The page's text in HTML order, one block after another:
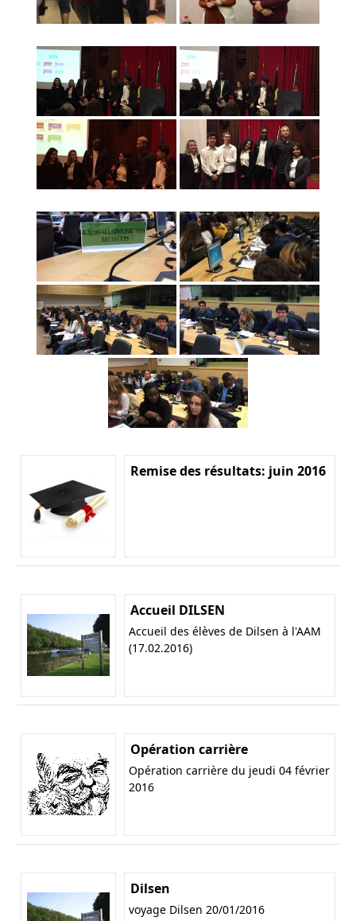
Remise des résultats: juin 2016
Accueil DILSEN
Accueil des élèves de Dilsen à l'AAM
(17.02.2016)
Opération carrière
Opération carrière du jeudi 04 février
2016
Dilsen
voyage Dilsen 20/01/2016